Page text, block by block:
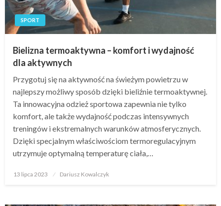
SPORT
Bielizna termoaktywna – komfort i wydajność
dla aktywnych
Przygotuj się na aktywność na świeżym powietrzu w
najlepszy możliwy sposób dzięki bieliźnie termoaktywnej.
Ta innowacyjna odzież sportowa zapewnia nie tylko
komfort, ale także wydajność podczas intensywnych
treningów i ekstremalnych warunków atmosferycznych.
Dzięki specjalnym właściwościom termoregulacyjnym
utrzymuje optymalną temperaturę ciała,…
Opublikowane
13 lipca 2023 Dariusz Kowalczyk